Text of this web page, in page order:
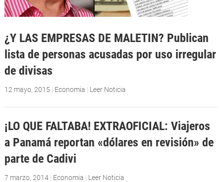
¿Y LAS EMPRESAS DE MALETIN? Publican
lista de personas acusadas por uso irregular
de divisas
12 mayo, 2015 | Economia | Leer Noticia
¡LO QUE FALTABA! EXTRAOFICIAL: Viajeros
a Panamá reportan «dólares en revisión» de
parte de Cadivi
7 marzo, 2014| Economia | Leer Noticia